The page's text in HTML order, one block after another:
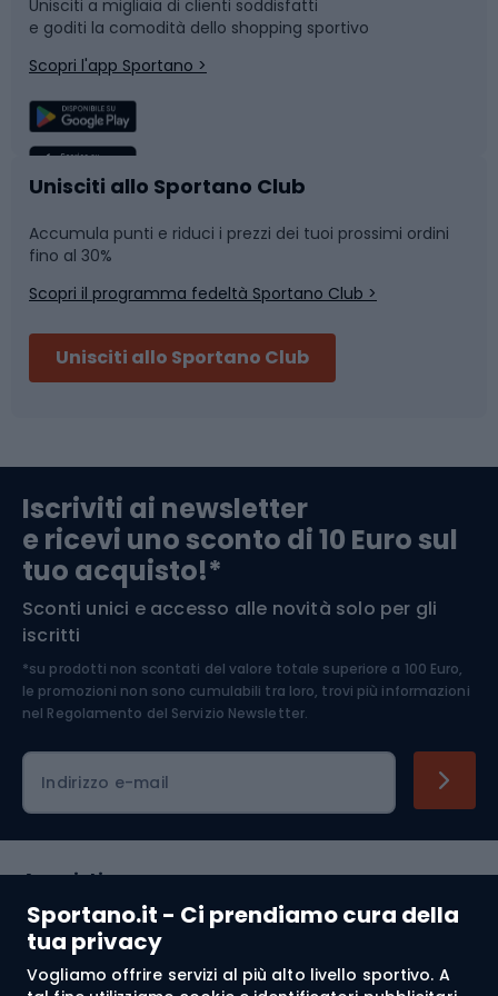
Sportano.it - Ci prendiamo cura della
tua privacy
Vogliamo offrire servizi al più alto livello sportivo. A
Corsa
Sport di squadra
Caschi da ciclismo
Skitouring
Abbigliamento da escursionismo
Snowboard
Camminata nordica
Nuoto
Pattinaggio
Componenti per biciclette
Arrampicata
Medicina dello sport
Abbigliamento ciclistico
Unisciti a migliaia di clienti soddisfatti
e goditi la comodità dello shopping sportivo
Scopri l'app Sportano >
Unisciti allo Sportano Club
Accumula punti e riduci i prezzi dei tuoi prossimi ordini
fino al 30%
Scopri il programma fedeltà Sportano Club >
Unisciti allo Sportano Club
Iscriviti ai newsletter
e ricevi uno sconto di 10 Euro sul
tuo acquisto!*
Sconti unici e accesso alle novità solo per gli
iscritti
*su prodotti non scontati del valore totale superiore a 100 Euro,
le promozioni non sono cumulabili tra loro, trovi più informazioni
nel Regolamento del Servizio Newsletter.
Indirizzo e-mail
Acquisti
Servizio clienti
Regolamento